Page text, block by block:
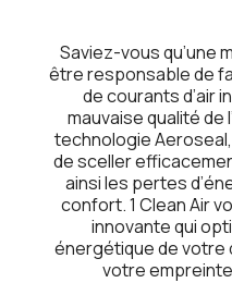
Saviez-vous qu’une
être responsable de
de courants d’air
mauvaise qualité de
technologie
de sceller
ainsi les pertes
confort. 1 Clean Air
innovante qui
énergétique de votre
votre